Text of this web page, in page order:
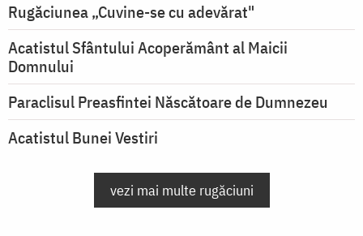
Rugăciunea „Cuvine-se cu adevărat"
Acatistul Sfântului Acoperământ al Maicii
Domnului
Paraclisul Preasfintei Născătoare de Dumnezeu
Acatistul Bunei Vestiri
vezi mai multe rugăciuni